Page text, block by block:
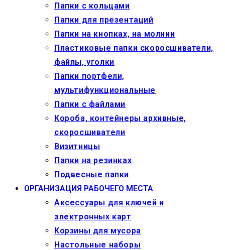
Папки с кольцами
Папки для презентаций
Папки на кнопках, на молнии
Пластиковые папки скоросшиватели,
файлы, уголки
Папки портфели,
мультифункциональные
Папки с файлами
Короба, контейнеры архивные,
скоросшиватели
Визитницы
Папки на резинках
Подвесные папки
ОРГАНИЗАЦИЯ РАБОЧЕГО МЕСТА
Аксессуары для ключей и
электронных карт
Корзины для мусора
Настольные наборы